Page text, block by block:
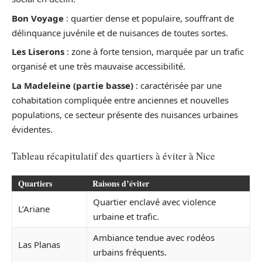
Bon Voyage : quartier dense et populaire, souffrant de
délinquance juvénile et de nuisances de toutes sortes.
Les Liserons : zone à forte tension, marquée par un trafic
organisé et une très mauvaise accessibilité.
La Madeleine (partie basse) : caractérisée par une
cohabitation compliquée entre anciennes et nouvelles
populations, ce secteur présente des nuisances urbaines
évidentes.
Tableau récapitulatif des quartiers à éviter à Nice
Quartiers Raisons d’éviter
L’Ariane
Quartier enclavé avec violence
urbaine et trafic.
Las Planas
Ambiance tendue avec rodéos
urbains fréquents.